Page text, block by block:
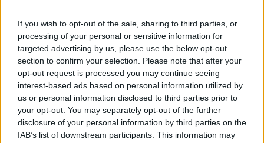
If you wish to opt-out of the sale, sharing to third parties, or
processing of your personal or sensitive information for
targeted advertising by us, please use the below opt-out
section to confirm your selection. Please note that after your
opt-out request is processed you may continue seeing
interest-based ads based on personal information utilized by
us or personal information disclosed to third parties prior to
your opt-out. You may separately opt-out of the further
disclosure of your personal information by third parties on the
IAB’s list of downstream participants. This information may
A SZOL24 legfrissebb 24 cikke
Baka András egy hónapja még a Tiszától független államfőről
beszélt – most elfogadta Magyar Péterék felkérését
Drágább lett Magyarország, de vajon jobb is? – kemény kritika
a hazai turizmusról
A Tisza Párt Dr. Baka Andrást jelöli köztársasági elnöknek